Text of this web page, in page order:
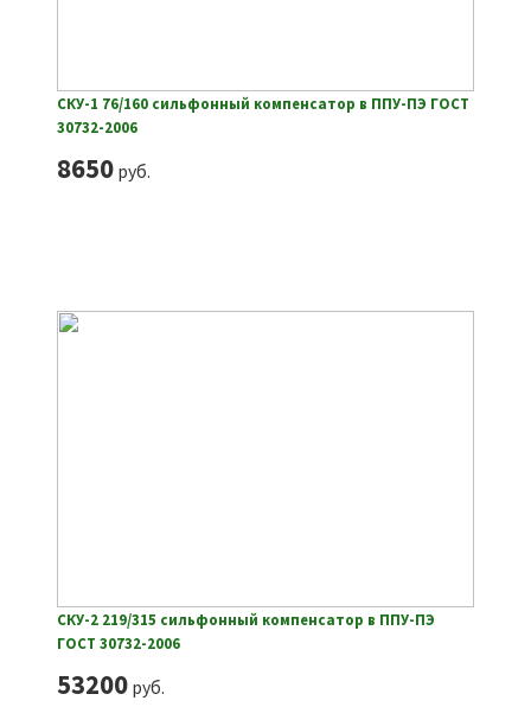
СКУ-1 76/160 сильфонный компенсатор в ППУ-ПЭ ГОСТ
30732-2006
8650руб.
СКУ-2 219/315 сильфонный компенсатор в ППУ-ПЭ
ГОСТ 30732-2006
53200руб.